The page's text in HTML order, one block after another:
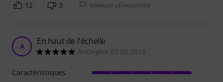
12 3 SIGNALER L'ÉVALUATION
A En haut de l'échelle
Anonyme 07.05.2016
Caractéristiques